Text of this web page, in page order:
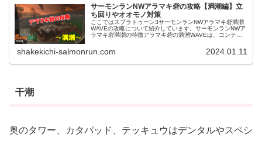
サーモンランNWアラマキ砦の攻略【満潮編】立
ち回りやオオモノ対策
ここではスプラトゥーン3サーモンランNWアラマキ砦満潮
WAVEの攻略について紹介しています。サーモンランNWア
ラマキ砦満潮の特徴アラマキ砦の満潮WAVEは、コンテナ
shakekichi-salmonrun.com 2024.01.11
干潮
奥のタワー、カタパッド、テッキュウはデンタルやスペシ